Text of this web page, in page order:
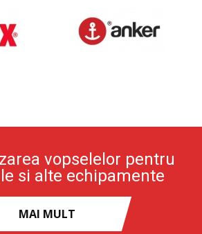
vopselelor pentru
si alte echipamente
MAI MULT